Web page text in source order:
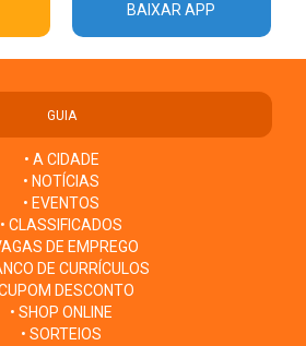
BAIXAR APP
GUIA
• A CIDADE
• NOTÍCIAS
• EVENTOS
• CLASSIFICADOS
DE EMPREGO
DE CURRÍCULOS
DESCONTO
• SHOP ONLINE
• SORTEIOS